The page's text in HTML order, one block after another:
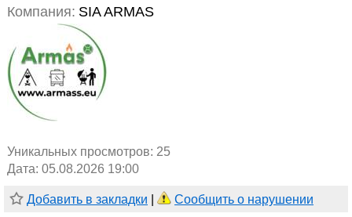
Компания: SIA ARMAS
Уникальных просмотров: 25
Дата: 05.08.2026 19:00
Добавить в закладки Сообщить о нарушении